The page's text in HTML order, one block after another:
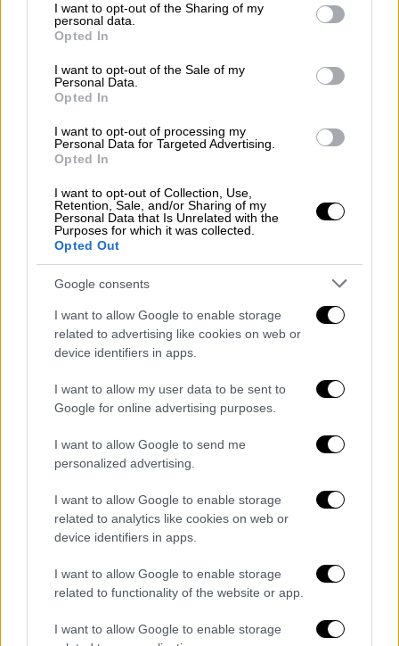
not limited to your visit or usage behaviour. You may click to
grant or deny consent to Google and its third-party tags to
use your data for below specified purposes in below Google
consent section.
I want to opt-out of the Sharing of my
personal data.
Opted In
I want to opt-out of the Sale of my
Personal Data.
Opted In
I want to opt-out of processing my
Personal Data for Targeted Advertising.
Opted In
I want to opt-out of Collection, Use,
Retention, Sale, and/or Sharing of my
Personal Data that Is Unrelated with the
Purposes for which it was collected.
Opted Out
Google consents
I want to allow Google to enable storage
related to advertising like cookies on web or
device identifiers in apps.
I want to allow my user data to be sent to
Google for online advertising purposes.
I want to allow Google to send me
personalized advertising.
I want to allow Google to enable storage
related to analytics like cookies on web or
device identifiers in apps.
I want to allow Google to enable storage
related to functionality of the website or app.
I want to allow Google to enable storage
video
Συνδράμουν υδροφόρες και μηχανήματα
έργου τωνΕνόπλων Δυνάμεων και της
Περιφέρειας Κρήτης.
Τεράστιες καταστροφές
Οι καταστροφές από την πύρινη λαίλαπα
δίκτυα ύδρευσης και άρδευσης όσο και σε
καλλιέργειες, ελαιώνες, μέρος δασικής
έκτασης και γεωργικές εκμεταλλεύσεις